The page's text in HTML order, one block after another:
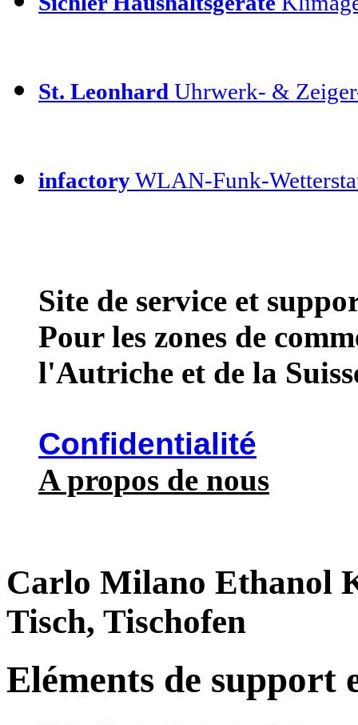
St. Leonhard Uhrwerk- &
infactoryWLAN-Funk-
Site de service et
Pour les zones de
l'Autriche et de la
Confidentialité
A propos de nous
Carlo Milano Ethanol
Tisch, Tischofen
Eléments de support